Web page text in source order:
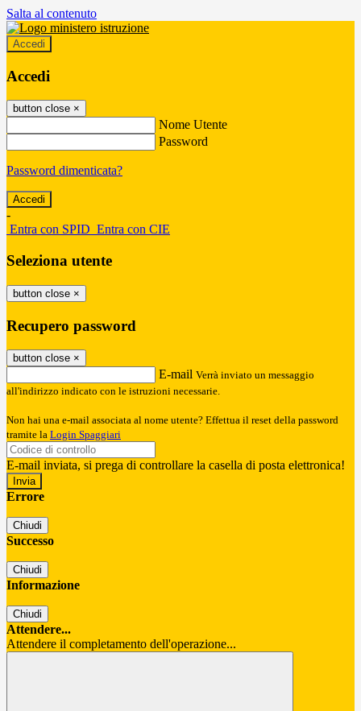
Salta al contenuto
Accedi
Accedi
button close ×
Nome Utente
Password
Password dimenticata?
-
Entra con SPID Entra con CIE
Seleziona utente
button close ×
Recupero password
button close ×
E-mail Verrà inviato un messaggio
all'indirizzo indicato con le istruzioni necessarie.
Non hai una e-mail associata al nome utente? Effettua il reset della password
tramite la Login Spaggiari
E-mail inviata, si prega di controllare la casella di posta elettronica!
Errore
Chiudi
Successo
Chiudi
Informazione
Chiudi
Attendere...
Attendere il completamento dell'operazione...